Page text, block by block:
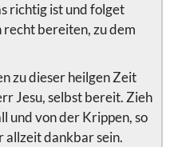
richtig ist und folget
recht bereiten, zu dem
zu dieser heilgen Zeit
Jesu, selbst bereit. Zieh
und von der Krippen, so
allzeit dankbar sein.